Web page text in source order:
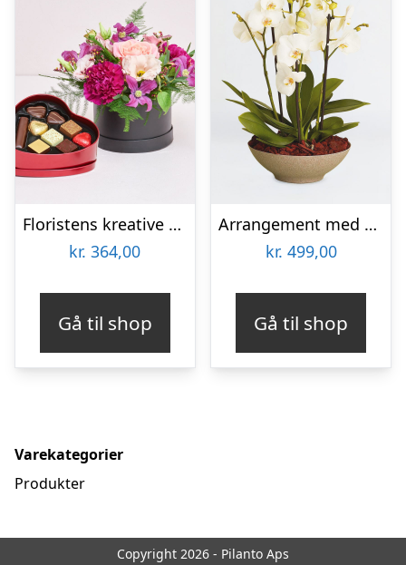
Floristens kreative valg i æske med chokoladehjerte
kr. 364,00
Gå til shop
Arrangement med orkideer
kr. 499,00
Gå til shop
Varekategorier
Produkter
Copyright 2026 - Pilanto Aps